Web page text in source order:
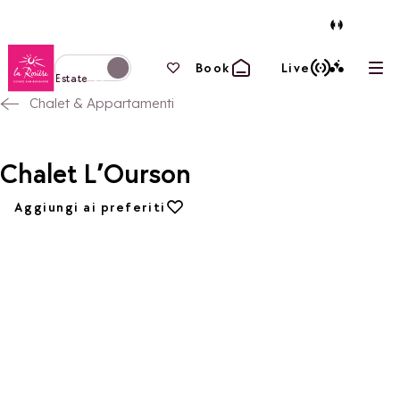
Torna alla home page
Passa alla modalità invernale
Estate
I tuoi preferiti
Book Live
Chalet & Appartamenti
Chalet L’Ourson
Aggiungi ai preferiti
Aggiungi ai preferiti